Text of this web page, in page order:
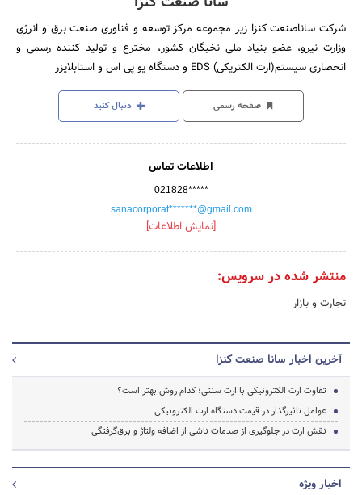
شرکت ساناصنعت کنزا زیر مجموعه‌ مرکز توسعه و فناوری صنعت برق و انرژی
وزارت نیرو، عضو بنیاد ملی نخبگان کشور، مخترع و تولید کننده رسمی و
انحصاری سیستم(ارت الکتریکی) EDS و دستگاه یو پی اس و استابلایزر
صفحه رسمی دنبال کنید
اطلاعات تماس
021828*****
sanacorporat*******@gmail.com
[نمایش اطلاعات]
منتشر شده در سرویس:
تجارت و بازار
آخرین اخبار سانا صنعت کنزا
تفاوت ارت الکترونیکی با ارت سنتی؛ کدام روش بهتر است؟
عوامل تاثیرگذار در قیمت دستگاه ارت الکترونیکی
نقش ارت در جلوگیری از صدمات ناشی از اضافه ولتاژ و برق‌گرفتگی
اخبار ویژه